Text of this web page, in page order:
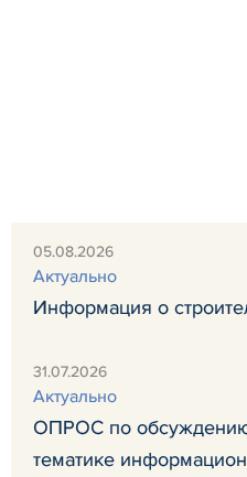
05.08.2026
Актуально
Информация о
31.07.2026
Актуально
ОПРОС по
тематике